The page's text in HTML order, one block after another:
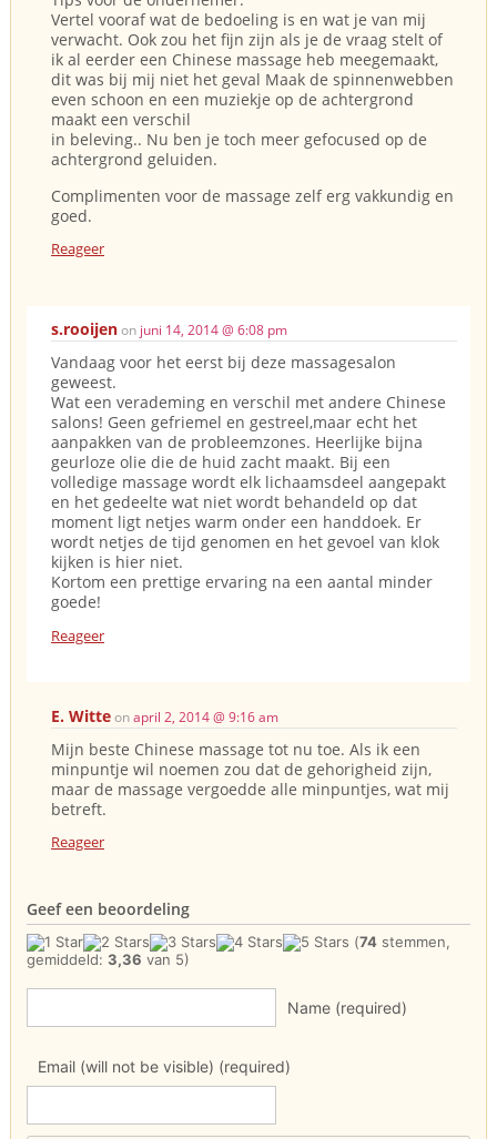
Vertel vooraf wat de bedoeling is en wat je van mij
verwacht. Ook zou het fijn zijn als je de vraag stelt of
ik al eerder een Chinese massage heb meegemaakt,
dit was bij mij niet het geval Maak de spinnenwebben
even schoon en een muziekje op de achtergrond
maakt een verschil
in beleving.. Nu ben je toch meer gefocused op de
achtergrond geluiden.
Complimenten voor de massage zelf erg vakkundig en
goed.
Reageer
s.rooijenon juni 14, 2014 @ 6:08 pm
Vandaag voor het eerst bij deze massagesalon
geweest.
Wat een verademing en verschil met andere Chinese
salons! Geen gefriemel en gestreel,maar echt het
aanpakken van de probleemzones. Heerlijke bijna
geurloze olie die de huid zacht maakt. Bij een
volledige massage wordt elk lichaamsdeel aangepakt
en het gedeelte wat niet wordt behandeld op dat
moment ligt netjes warm onder een handdoek. Er
wordt netjes de tijd genomen en het gevoel van klok
kijken is hier niet.
Kortom een prettige ervaring na een aantal minder
goede!
Reageer
E. Witteonapril 2, 2014 @ 9:16 am
Mijn beste Chinese massage tot nu toe. Als ik een
minpuntje wil noemen zou dat de gehorigheid zijn,
maar de massage vergoedde alle minpuntjes, wat mij
betreft.
Reageer
Geef een beoordeling
(74 stemmen,
gemiddeld: 3,36 van 5)
Name (required)
Email (will not be visible) (required)